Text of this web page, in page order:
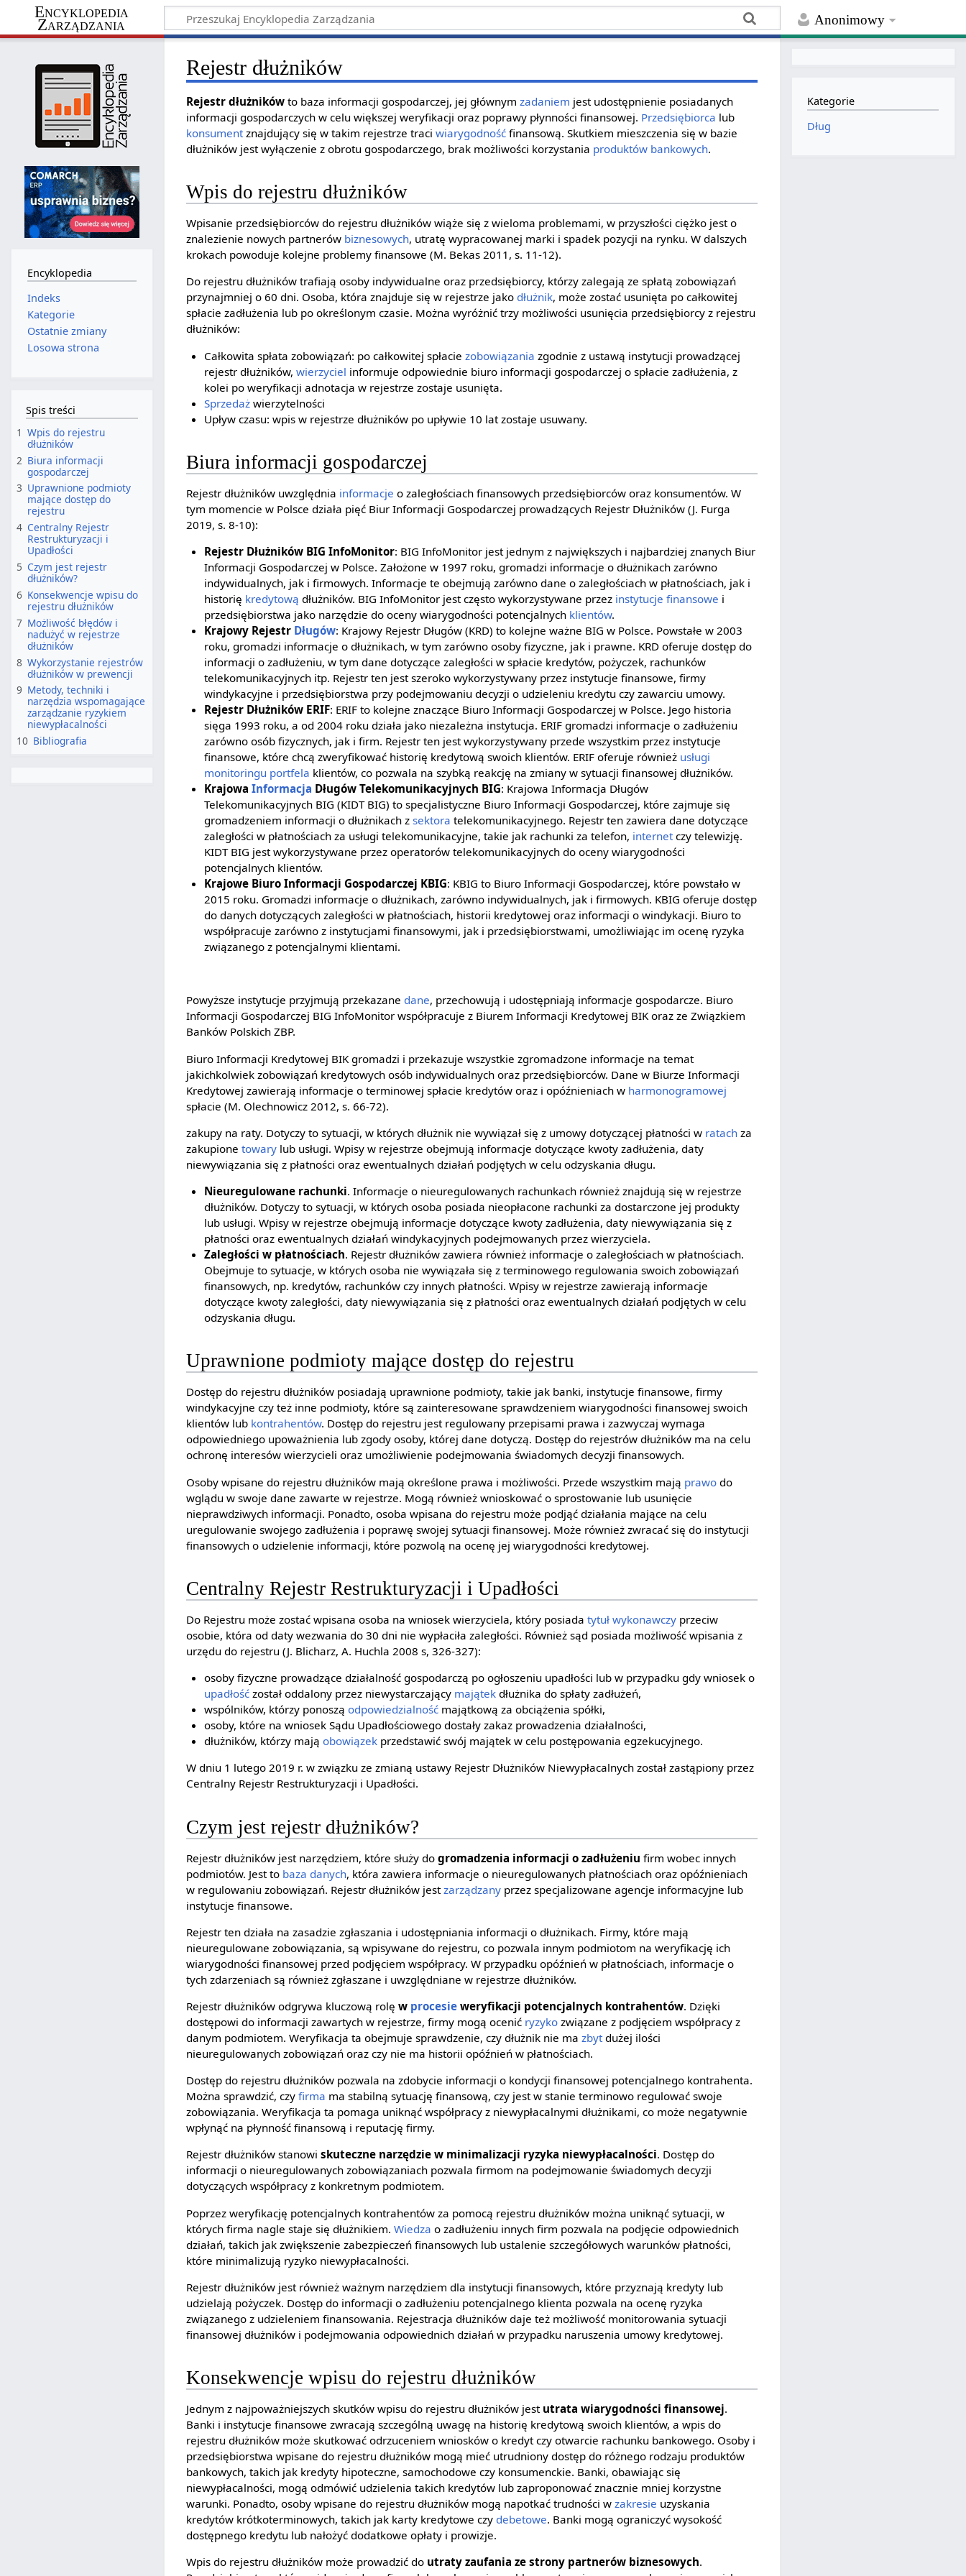
Anonimowy
Encyklopedia
Zarządzania
Rejestr dłużników
Rejestr dłużnikówto baza informacji gospodarczej, jej głównymzadaniem jest udostępnienie posiadanych
informacji gospodarczych w celu większej weryfikacji oraz poprawy płynności finansowej. Przedsiębiorca lub
konsument znajdujący się w takim rejestrze traciwiarygodność finansową. Skutkiem mieszczenia się w bazie
dłużników jest wyłączenie z obrotu gospodarczego, brak możliwości korzystania produktów bankowych.
Wpis do rejestru dłużników
Wpisanie przedsiębiorców do rejestru dłużników wiąże się z wieloma problemami, w przyszłości ciężko jest o
znalezienie nowych partnerów biznesowych, utratę wypracowanej marki i spadek pozycji na rynku. W dalszych
krokach powoduje kolejne problemy finansowe (M. Bekas 2011, s. 11-12).
Do rejestru dłużników trafiają osoby indywidualne oraz przedsiębiorcy, którzy zalegają ze spłatą zobowiązań
przynajmniej o 60 dni. Osoba, która znajduje się w rejestrze jako dłużnik, może zostać usunięta po całkowitej
spłacie zadłużenia lub po określonym czasie. Można wyróżnić trzy możliwości usunięcia przedsiębiorcy z rejestru
dłużników:
Całkowita spłata zobowiązań: po całkowitej spłacie zobowiązania zgodnie z ustawą instytucji prowadzącej
rejestr dłużników, wierzyciel informuje odpowiednie biuro informacji gospodarczej o spłacie zadłużenia, z
kolei po weryfikacji adnotacja w rejestrze zostaje usunięta.
Sprzedażwierzytelności
Upływ czasu: wpis w rejestrze dłużników po upływie 10 lat zostaje usuwany.
Biura informacji gospodarczej
Rejestr dłużników uwzględnia informacje o zaległościach finansowych przedsiębiorców oraz konsumentów. W
tym momencie w Polsce działa pięć Biur Informacji Gospodarczej prowadzących Rejestr Dłużników (J. Furga
2019, s. 8-10):
Rejestr Dłużników BIG InfoMonitor: BIG InfoMonitor jest jednym z największych i najbardziej znanych Biur
Informacji Gospodarczej w Polsce. Założone w 1997 roku, gromadzi informacje o dłużnikach zarówno
indywidualnych, jak i firmowych. Informacje te obejmują zarówno dane o zaległościach w płatnościach, jak i
historię kredytową dłużników. BIG InfoMonitor jest często wykorzystywane przez instytucje finansowe i
przedsiębiorstwa jako narzędzie do oceny wiarygodności potencjalnych klientów.
Krajowy Rejestr Długów: Krajowy Rejestr Długów (KRD) to kolejne ważne BIG w Polsce. Powstałe w 2003
roku, gromadzi informacje o dłużnikach, w tym zarówno osoby fizyczne, jak i prawne. KRD oferuje dostęp do
informacji o zadłużeniu, w tym dane dotyczące zaległości w spłacie kredytów, pożyczek, rachunków
telekomunikacyjnych itp. Rejestr ten jest szeroko wykorzystywany przez instytucje finansowe, firmy
windykacyjne i przedsiębiorstwa przy podejmowaniu decyzji o udzieleniu kredytu czy zawarciu umowy.
Rejestr Dłużników ERIF: ERIF to kolejne znaczące Biuro Informacji Gospodarczej w Polsce. Jego historia
sięga 1993 roku, a od 2004 roku działa jako niezależna instytucja. ERIF gromadzi informacje o zadłużeniu
zarówno osób fizycznych, jak i firm. Rejestr ten jest wykorzystywany przede wszystkim przez instytucje
finansowe, które chcą zweryfikować historię kredytową swoich klientów. ERIF oferuje również usługi
monitoringu portfela klientów, co pozwala na szybką reakcję na zmiany w sytuacji finansowej dłużników.
Krajowa Informacja Długów Telekomunikacyjnych BIG: Krajowa Informacja Długów
Telekomunikacyjnych BIG (KIDT BIG) to specjalistyczne Biuro Informacji Gospodarczej, które zajmuje się
gromadzeniem informacji o dłużnikach z sektora telekomunikacyjnego. Rejestr ten zawiera dane dotyczące
zaległości w płatnościach za usługi telekomunikacyjne, takie jak rachunki za telefon, internetczy telewizję.
KIDT BIG jest wykorzystywane przez operatorów telekomunikacyjnych do oceny wiarygodności
potencjalnych klientów.
Krajowe Biuro Informacji Gospodarczej KBIG: KBIG to Biuro Informacji Gospodarczej, które powstało w
2015 roku. Gromadzi informacje o dłużnikach, zarówno indywidualnych, jak i firmowych. KBIG oferuje dostęp
do danych dotyczących zaległości w płatnościach, historii kredytowej oraz informacji o windykacji. Biuro to
współpracuje zarówno z instytucjami finansowymi, jak i przedsiębiorstwami, umożliwiając im ocenę ryzyka
związanego z potencjalnymi klientami.
Powyższe instytucje przyjmują przekazane dane, przechowują i udostępniają informacje gospodarcze. Biuro
Informacji Gospodarczej BIG InfoMonitor współpracuje z Biurem Informacji Kredytowej BIK oraz ze Związkiem
Banków Polskich ZBP.
Biuro Informacji Kredytowej BIK gromadzi i przekazuje wszystkie zgromadzone informacje na temat
jakichkolwiek zobowiązań kredytowych osób indywidualnych oraz przedsiębiorców. Dane w Biurze Informacji
Kredytowej zawierają informacje o terminowej spłacie kredytów oraz i opóźnieniach w harmonogramowej
spłacie (M. Olechnowicz 2012, s. 66-72).
zakupy na raty. Dotyczy to sytuacji, w których dłużnik nie wywiązał się z umowy dotyczącej płatności w ratach za
zakupionetowary lub usługi. Wpisy w rejestrze obejmują informacje dotyczące kwoty zadłużenia, daty
niewywiązania się z płatności oraz ewentualnych działań podjętych w celu odzyskania długu.
Nieuregulowane rachunki. Informacje o nieuregulowanych rachunkach również znajdują się w rejestrze
dłużników. Dotyczy to sytuacji, w których osoba posiada nieopłacone rachunki za dostarczone jej produkty
lub usługi. Wpisy w rejestrze obejmują informacje dotyczące kwoty zadłużenia, daty niewywiązania się z
płatności oraz ewentualnych działań windykacyjnych podejmowanych przez wierzyciela.
Zaległości w płatnościach. Rejestr dłużników zawiera również informacje o zaległościach w płatnościach.
Obejmuje to sytuacje, w których osoba nie wywiązała się z terminowego regulowania swoich zobowiązań
finansowych, np. kredytów, rachunków czy innych płatności. Wpisy w rejestrze zawierają informacje
dotyczące kwoty zaległości, daty niewywiązania się z płatności oraz ewentualnych działań podjętych w celu
odzyskania długu.
Uprawnione podmioty mające dostęp do rejestru
Dostęp do rejestru dłużników posiadają uprawnione podmioty, takie jak banki, instytucje finansowe, firmy
windykacyjne czy też inne podmioty, które są zainteresowane sprawdzeniem wiarygodności finansowej swoich
klientów lub kontrahentów. Dostęp do rejestru jest regulowany przepisami prawa i zazwyczaj wymaga
odpowiedniego upoważnienia lub zgody osoby, której dane dotyczą. Dostęp do rejestrów dłużników ma na celu
ochronę interesów wierzycieli oraz umożliwienie podejmowania świadomych decyzji finansowych.
Osoby wpisane do rejestru dłużników mają określone prawa i możliwości. Przede wszystkim mają prawo do
wglądu w swoje dane zawarte w rejestrze. Mogą również wnioskować o sprostowanie lub usunięcie
nieprawdziwych informacji. Ponadto, osoba wpisana do rejestru może podjąć działania mające na celu
uregulowanie swojego zadłużenia i poprawę swojej sytuacji finansowej. Może również zwracać się do instytucji
finansowych o udzielenie informacji, które pozwolą na ocenę jej wiarygodności kredytowej.
Centralny Rejestr Restrukturyzacji i Upadłości
Do Rejestru może zostać wpisana osoba na wniosek wierzyciela, który posiadatytuł wykonawczy przeciw
osobie, która od daty wezwania do 30 dni nie wypłaciła zaległości. Również sąd posiada możliwość wpisania z
urzędu do rejestru (J. Blicharz, A. Huchla 2008 s, 326-327):
osoby fizyczne prowadzące działalność gospodarczą po ogłoszeniu upadłości lub w przypadku gdy wniosek o
upadłośćzostał oddalony przez niewystarczający majątekdłużnika do spłaty zadłużeń,
wspólników, którzy ponoszą odpowiedzialnośćmajątkową za obciążenia spółki,
osoby, które na wniosek Sądu Upadłościowego dostały zakaz prowadzenia działalności,
dłużników, którzy mają obowiązekprzedstawić swój majątek w celu postępowania egzekucyjnego.
W dniu 1 lutego 2019 r. w związku ze zmianą ustawy Rejestr Dłużników Niewypłacalnych został zastąpiony przez
Centralny Rejestr Restrukturyzacji i Upadłości.
Czym jest rejestr dłużników?
Rejestr dłużników jest narzędziem, które służy dogromadzenia informacji o zadłużeniu firm wobec innych
podmiotów. Jest to baza danych, która zawiera informacje o nieuregulowanych płatnościach oraz opóźnieniach
w regulowaniu zobowiązań. Rejestr dłużników jestzarządzany przez specjalizowane agencje informacyjne lub
instytucje finansowe.
Rejestr ten działa na zasadzie zgłaszania i udostępniania informacji o dłużnikach. Firmy, które mają
nieuregulowane zobowiązania, są wpisywane do rejestru, co pozwala innym podmiotom na weryfikację ich
wiarygodności finansowej przed podjęciem współpracy. W przypadku opóźnień w płatnościach, informacje o
tych zdarzeniach są również zgłaszane i uwzględniane w rejestrze dłużników.
Rejestr dłużników odgrywa kluczową rolęw procesie weryfikacji potencjalnych kontrahentów. Dzięki
dostępowi do informacji zawartych w rejestrze, firmy mogą ocenić ryzyko związane z podjęciem współpracy z
danym podmiotem. Weryfikacja ta obejmuje sprawdzenie, czy dłużnik nie mazbytdużej ilości
nieuregulowanych zobowiązań oraz czy nie ma historii opóźnień w płatnościach.
Dostęp do rejestru dłużników pozwala na zdobycie informacji o kondycji finansowej potencjalnego kontrahenta.
Można sprawdzić, czyfirma ma stabilną sytuację finansową, czy jest w stanie terminowo regulować swoje
zobowiązania. Weryfikacja ta pomaga uniknąć współpracy z niewypłacalnymi dłużnikami, co może negatywnie
wpłynąć na płynność finansową i reputację firmy.
Rejestr dłużników stanowiskuteczne narzędzie w minimalizacji ryzyka niewypłacalności. Dostęp do
informacji o nieuregulowanych zobowiązaniach pozwala firmom na podejmowanie świadomych decyzji
dotyczących współpracy z konkretnym podmiotem.
Poprzez weryfikację potencjalnych kontrahentów za pomocą rejestru dłużników można uniknąć sytuacji, w
których firma nagle staje się dłużnikiem.Wiedza o zadłużeniu innych firm pozwala na podjęcie odpowiednich
działań, takich jak zwiększenie zabezpieczeń finansowych lub ustalenie szczegółowych warunków płatności,
które minimalizują ryzyko niewypłacalności.
Rejestr dłużników jest również ważnym narzędziem dla instytucji finansowych, które przyznają kredyty lub
udzielają pożyczek. Dostęp do informacji o zadłużeniu potencjalnego klienta pozwala na ocenę ryzyka
związanego z udzieleniem finansowania. Rejestracja dłużników daje też możliwość monitorowania sytuacji
finansowej dłużników i podejmowania odpowiednich działań w przypadku naruszenia umowy kredytowej.
Konsekwencje wpisu do rejestru dłużników
Jednym z najpoważniejszych skutków wpisu do rejestru dłużników jest utrata wiarygodności finansowej.
Banki i instytucje finansowe zwracają szczególną uwagę na historię kredytową swoich klientów, a wpis do
rejestru dłużników może skutkować odrzuceniem wniosków o kredyt czy otwarcie rachunku bankowego. Osoby i
przedsiębiorstwa wpisane do rejestru dłużników mogą mieć utrudniony dostęp do różnego rodzaju produktów
bankowych, takich jak kredyty hipoteczne, samochodowe czy konsumenckie. Banki, obawiając się
niewypłacalności, mogą odmówić udzielenia takich kredytów lub zaproponować znacznie mniej korzystne
warunki. Ponadto, osoby wpisane do rejestru dłużników mogą napotkać trudności wzakresie uzyskania
kredytów krótkoterminowych, takich jak karty kredytowe czy debetowe. Banki mogą ograniczyć wysokość
dostępnego kredytu lub nałożyć dodatkowe opłaty i prowizje.
Wpis do rejestru dłużników może prowadzić do utraty zaufania ze strony partnerów biznesowych.
Encyklopedia
Indeks
Kategorie
Ostatnie zmiany
Losowa strona
Spis treści
1 Wpis do rejestru
dłużników
2 Biura informacji
gospodarczej
3 Uprawnione podmioty
mające dostęp do
rejestru
4 Centralny Rejestr
Restrukturyzacji i
Upadłości
5 Czym jest rejestr
dłużników?
6 Konsekwencje wpisu do
rejestru dłużników
7 Możliwość błędów i
nadużyć w rejestrze
dłużników
8 Wykorzystanie rejestrów
dłużników w prewencji
9 Metody, techniki i
narzędzia wspomagające
zarządzanie ryzykiem
niewypłacalności
10 Bibliografia
Kategorie
Dług